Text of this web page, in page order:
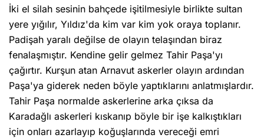
İki el silah sesinin bahçede işitilmesiyle birlikte sultan
yere yığılır, Yıldız'da kim var kim yok oraya toplanır.
Padişah yaralı değilse de olayın telaşından biraz
fenalaşmıştır. Kendine gelir gelmez Tahir Paşa'yı
çağırtır. Kurşun atan Arnavut askerler olayın ardından
Paşa'ya giderek neden böyle yaptıklarını anlatmışlardır.
Tahir Paşa normalde askerlerine arka çıksa da
Karadağlı askerleri kıskanıp böyle bir işe kalkıştıkları
için onları azarlayıp koğuşlarında vereceği emri